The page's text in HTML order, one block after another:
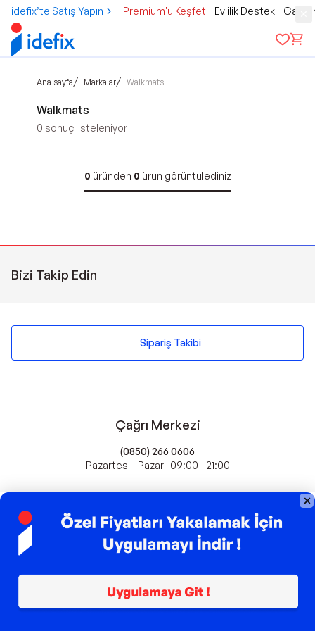
idefix’te Satış Yapın Premium'u Keşfet Evlilik Destek
Ana sayfa/ Markalar/ Walkmats
Walkmats
0 sonuç listeleniyor
0 üründen 0 ürün görüntülediniz
Bizi Takip Edin
Popüler Markalar
Farmasi
Xiaomi
Lavazza
Fashcolle
Pro Plan
Sipariş Takibi
Çağrı Merkezi
(0850) 266 0606
Pazartesi - Pazar | 09:00 - 21:00